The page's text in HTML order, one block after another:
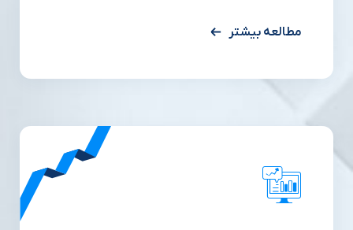
مطالعه بیشتر